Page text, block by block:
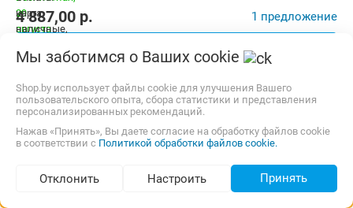
Подбор по параметрам (437)
4 887,00 p. 1 предложение
Мы заботимся о Ваших cookie
Shop.by использует файлы cookie для улучшения Вашего
пользовательского опыта, сбора статистики и представления
персонализированных рекомендаций.
Нажав «Принять», Вы даете согласие на обработку файлов cookie
в соответствии с Политикой обработки файлов cookie.
Отклонить Настроить Принять